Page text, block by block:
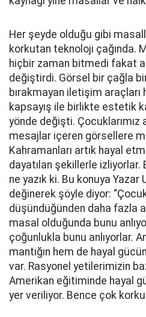
Her şeyde olduğu gibi
korkutan teknoloji çağında.
hiçbir zaman bitmedi fakat
değiştirdi. Görsel bir çağla
bırakmayan iletişim araçları
kapsayış ile birlikte estetik
yönde değişti. Çocuklarımız
mesajlar içeren görsellere
Kahramanları artık hayal
dayatılan şekillerle izliyorlar.
ne yazık ki. Bu konuya Yazar
değinerek şöyle diyor:
düşündüğünden daha fazla
masal olduğunda bunu
çoğunlukla bunu anlıyorlar.
mantığın hem de hayal
var. Rasyonel yetilerimizin
Amerikan eğitiminde hayal
yer veriliyor. Bence çok